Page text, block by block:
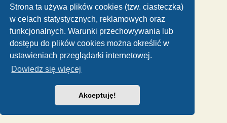
Strona ta używa plików cookies (tzw. ciasteczka)
w celach statystycznych, reklamowych oraz
funkcjonalnych. Warunki przechowywania lub
dostępu do plików cookies można określić w
ustawieniach przeglądarki internetowej.
Dowiedz się więcej
Akceptuję!